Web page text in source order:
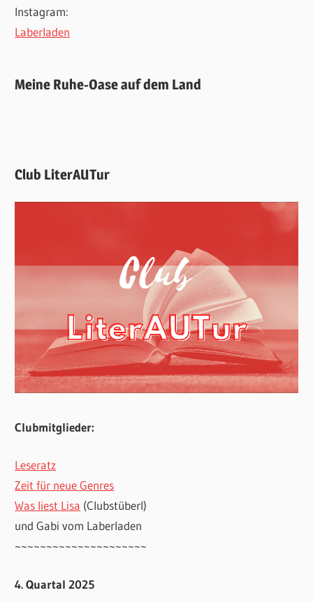
Instagram:
Laberladen
Meine Ruhe-Oase auf dem Land
Club LiterAUTur
Clubmitglieder:
Leseratz
Zeit für neue Genres
Was liest Lisa (Clubstüberl)
und Gabi vom Laberladen
~~~~~~~~~~~~~~~~~~~~~
4. Quartal 2025